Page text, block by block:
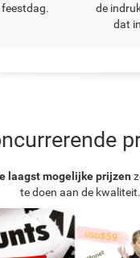
de
dat
laagst mogelijke prijzen
te doen aan de kwaliteit.